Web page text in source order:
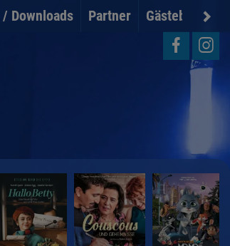
Downloads Partner Gästebuch